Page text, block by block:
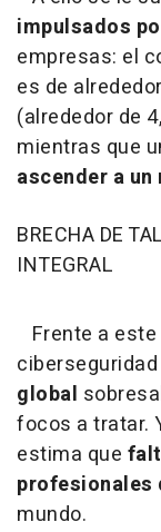
impulsados
empresas: el
es de
(alrededor de
mientras que
ascender a
BRECHA DE
INTEGRAL
Frente a
global
focos a tratar.
estima que
profesionales
mundo.